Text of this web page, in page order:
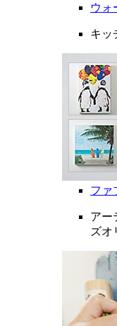
ウォ
キッ
ファ
アー
ズオ